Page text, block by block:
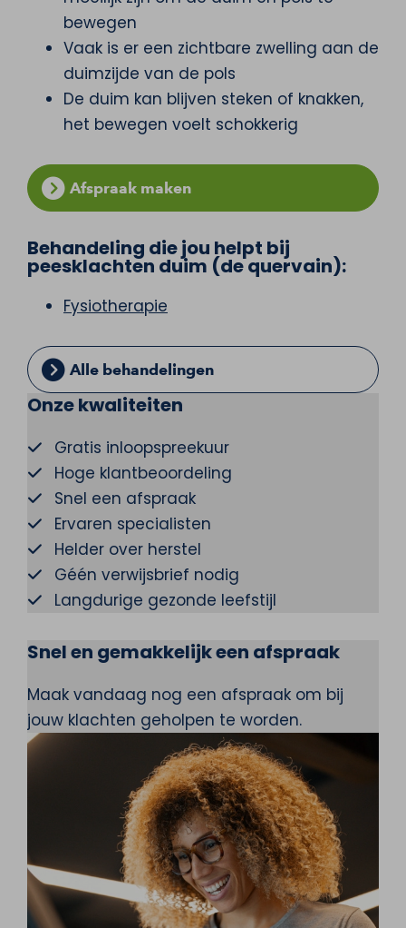
bewegen
Vaak is er een zichtbare zwelling aan de
duimzijde van de pols
De duim kan blijven steken of knakken,
het bewegen voelt schokkerig
Afspraak maken
Behandeling die jou helpt bij
peesklachten duim (de quervain):
Fysiotherapie
Alle behandelingen
Onze kwaliteiten
Gratis inloopspreekuur
Hoge klantbeoordeling
Snel een afspraak
Ervaren specialisten
Helder over herstel
Géén verwijsbrief nodig
Langdurige gezonde leefstijl
Snel en gemakkelijk een afspraak
Maak vandaag nog een afspraak om bij
jouw klachten geholpen te worden.